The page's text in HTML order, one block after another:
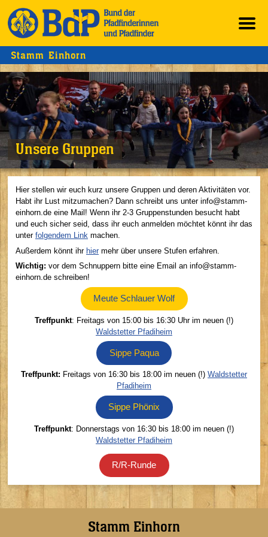
Stamm Einhorn
Unsere Gruppen
Hier stellen wir euch kurz unsere Gruppen und deren Aktivitäten vor.
Habt ihr Lust mitzumachen? Dann schreibt uns unter info@stamm-
einhorn.de eine Mail! Wenn ihr 2-3 Gruppenstunden besucht habt
und euch sicher seid, dass ihr euch anmelden möchtet könnt ihr das
unter folgendem Link machen.
Außerdem könnt ihr hier mehr über unsere Stufen erfahren.
Wichtig: vor dem Schnuppern bitte eine Email an info@stamm-
einhorn.de schreiben!
Meute Schlauer Wolf
Treffpunkt: Freitags von 15:00 bis 16:30 Uhr im neuen (!)
Waldstetter Pfadiheim
Sippe Paqua
Treffpunkt: Freitags von 16:30 bis 18:00 im neuen (!) Waldstetter
Pfadiheim
Sippe Phönix
Treffpunkt: Donnerstags von 16:30 bis 18:00 im neuen (!)
Waldstetter Pfadiheim
R/R-Runde
Stamm Einhorn